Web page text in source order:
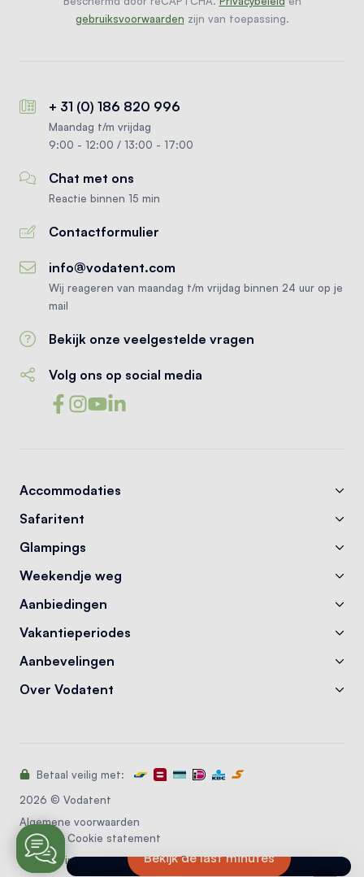
gebruiksvoorwaarden zijn van toepassing.
+ 31 (0) 186 820 996
Maandag t/m vrijdag
9:00 - 12:00 / 13:00 - 17:00
Chat met ons
Reactie binnen 15 min
Contactformulier
info@vodatent.com
Wij reageren van maandag t/m vrijdag binnen 24 uur op je
mail
Bekijk onze veelgestelde vragen
Volg ons op social media
Accommodaties
Safaritent
Glampings
Weekendje weg
Aanbiedingen
Vakantieperiodes
Aanbevelingen
Over Vodatent
2026 © Vodatent
Algemene voorwaarden
Privacy & Cookie statement
Betaal veilig met:
Reserveringssysteem camping: Recranet
Last minute zomervakantie?
Profiteer nu van korting tot 40% en vertrek
deze zomer nog naar jouw favoriete
camping!
Bekijk de last minutes